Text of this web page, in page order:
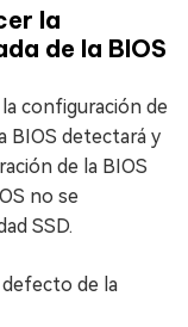
la
de la BIOS
configuración de
BIOS detectará y
de la BIOS
no se
SSD.
de la